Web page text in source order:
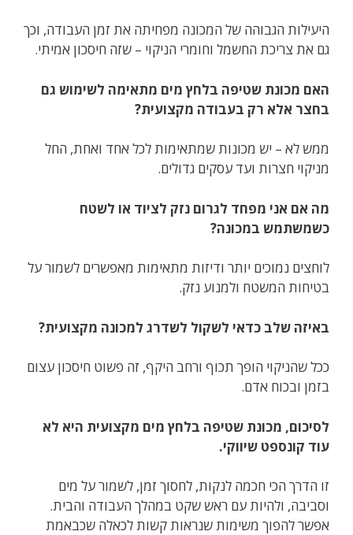
היעילות הגבוהה של המכונה מפחיתה את זמן העבודה, וכך
גם את צריכת החשמל וחומרי הניקוי – שזה חיסכון אמיתי.
האם מכונת שטיפה בלחץ מים מתאימה לשימוש גם
בחצר אלא רק בעבודה מקצועית?
ממש לא – יש מכונות שמתאימות לכל אחד ואחת, החל
מניקוי חצרות ועד עסקים גדולים.
מה אם אני מפחד לגרום נזק לציוד או לשטח
כשמשתמש במכונה?
לוחצים נמוכים יותר ודיזות מתאימות מאפשרים לשמור על
בטיחות המשטח ולמנוע נזק.
באיזה שלב כדאי לשקול לשדרג למכונה מקצועית?
ככל שהניקוי הופך תכוף ורחב היקף, זה פשוט חיסכון עצום
בזמן ובכוח אדם.
לסיכום, מכונת שטיפה בלחץ מים מקצועית היא לא
עוד קונספט שיווקי.
זו הדרך הכי חכמה לנקות, לחסוך זמן, לשמור על מים
וסביבה, ולהיות עם ראש שקט במהלך העבודה והבית.
אפשר להפוך משימות שנראות קשות לכאלה שכבאמת